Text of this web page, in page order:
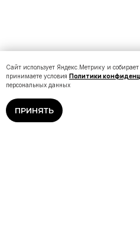
Сайт использует Яндекс.Метрику и
принимаете условия Политики
персональных данных
ПРИНЯТЬ